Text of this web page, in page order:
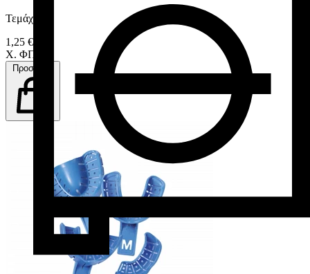
Τεμάχιο
1,25 €
Χ. ΦΠΑ
Προσθήκη